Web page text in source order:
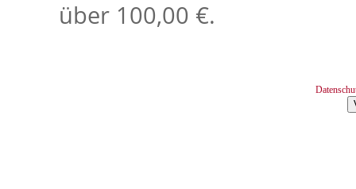
über 100,00 €.